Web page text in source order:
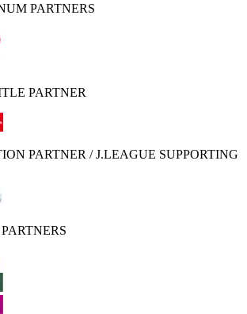
PARTNERS
PARTNER
PARTNER / J.LEAGUE SUPPORTING